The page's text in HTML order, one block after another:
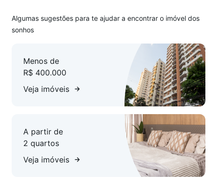
Algumas sugestões para te ajudar a encontrar o imóvel dos
sonhos
Menos de
R$ 400.000
Veja imóveis
A partir de
2 quartos
Veja imóveis